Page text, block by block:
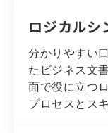
ロジカルシ
分かりやすい
たビジネス文
面で役に立つ
プロセスとス